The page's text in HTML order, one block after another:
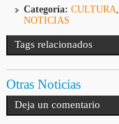
Categoría: CULTURA,
NOTICIAS
Tags relacionados
Otras Noticias
Deja un comentario